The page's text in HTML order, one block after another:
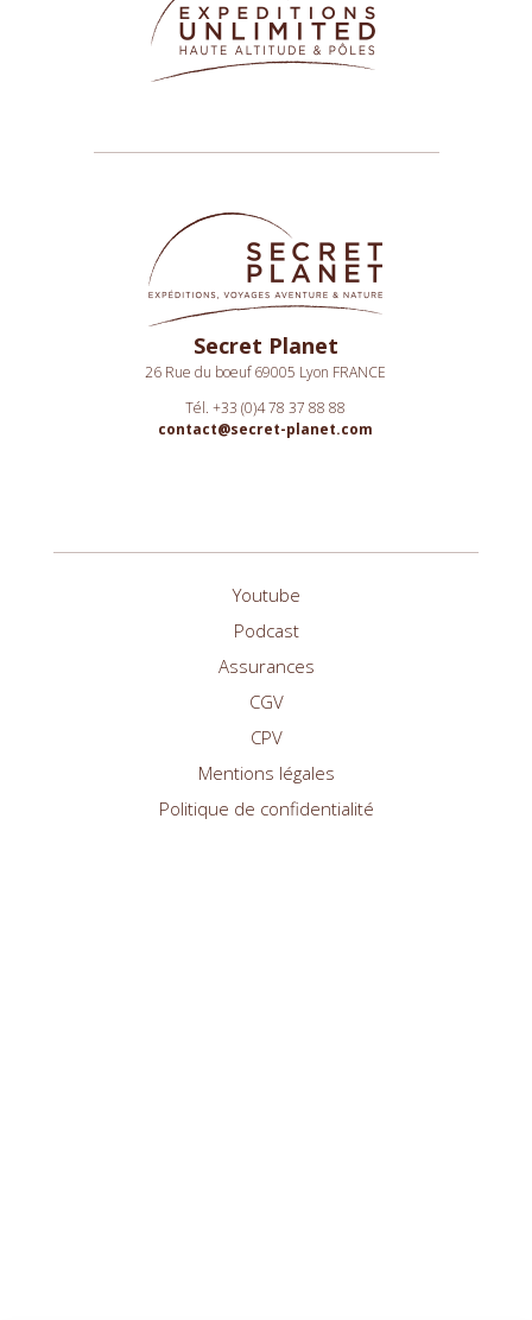
Secret Planet
26 Rue du boeuf 69005 Lyon FRANCE
Tél. +33 (0)4 78 37 88 88
contact@secret-planet.com
Youtube
Podcast
Assurances
CGV
CPV
Mentions légales
Politique de confidentialité